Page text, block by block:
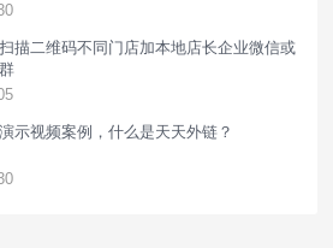
描二维码不同门店加本地店长企业微信或
示视频案例，什么是天天外链？